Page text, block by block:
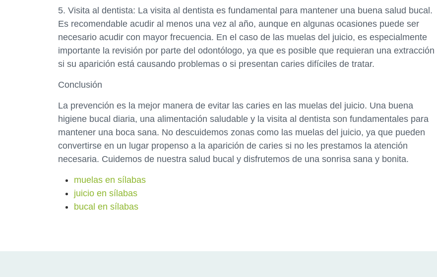
5. Visita al dentista: La visita al dentista es fundamental para mantener una buena salud bucal.
Es recomendable acudir al menos una vez al año, aunque en algunas ocasiones puede ser
necesario acudir con mayor frecuencia. En el caso de las muelas del juicio, es especialmente
importante la revisión por parte del odontólogo, ya que es posible que requieran una extracción
si su aparición está causando problemas o si presentan caries difíciles de tratar.
Conclusión
La prevención es la mejor manera de evitar las caries en las muelas del juicio. Una buena
higiene bucal diaria, una alimentación saludable y la visita al dentista son fundamentales para
mantener una boca sana. No descuidemos zonas como las muelas del juicio, ya que pueden
convertirse en un lugar propenso a la aparición de caries si no les prestamos la atención
necesaria. Cuidemos de nuestra salud bucal y disfrutemos de una sonrisa sana y bonita.
muelas en sílabas
juicio en sílabas
bucal en sílabas